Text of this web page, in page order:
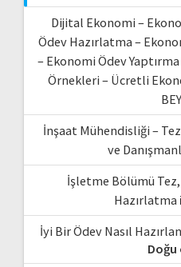
Dijital Ekonomi –
Ödev Hazırlatma –
– Ekonomi Ödev
Örnekleri – Ücretli
İnşaat Mühendisliği –
ve
İşletme Bölümü
Hazırlatma
İyi Bir Ödev Nasıl